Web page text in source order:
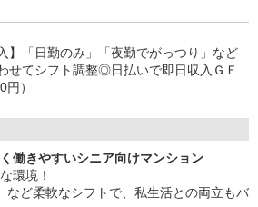
】「日勤のみ」「夜勤でがっつり」など
せてシフト調整◎日払いで即日収入ＧＥ
）
働きやすいシニア向けマンション
環境！
など柔軟なシフトで、私生活との両立もバ